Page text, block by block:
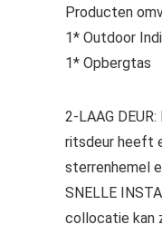
Producten
1* Outdoor
1* Opbergtas
2-LAAG
ritsdeur heeft
sterrenhemel
SNELLE
collocatie kan